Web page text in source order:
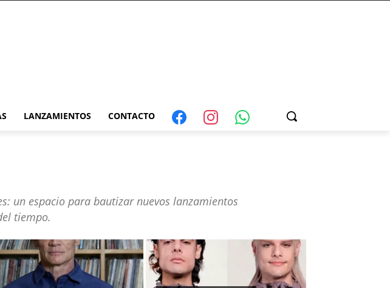
LANZAMIENTOS CONTACTO
un espacio para bautizar nuevos lanzamientos
tiempo.